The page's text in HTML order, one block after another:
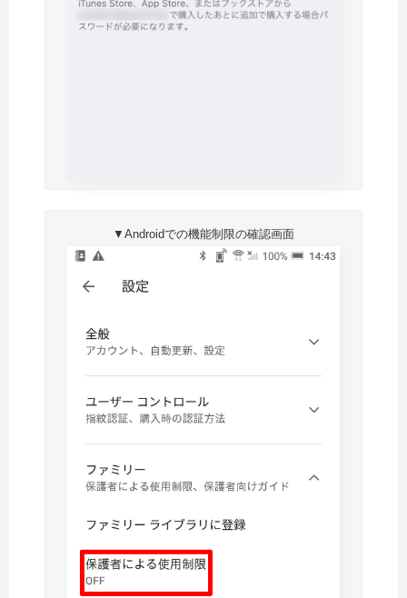
▼Androidでの機能制限の確認画面